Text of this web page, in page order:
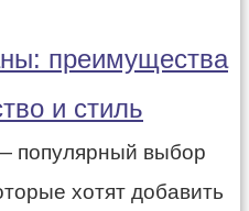
преимущества
и стиль
популярный выбор
хотят добавить